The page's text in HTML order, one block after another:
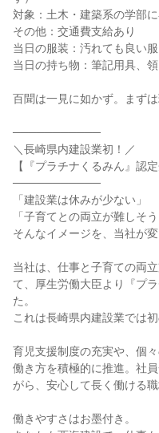
対象：土木・建築系の学部
その他：交通費支給あり
当日の服装：汚れても良い
当日の持ち物：筆記用具、
百聞は一見に如かず。まず
───────────
＼長崎県内建設業初！／
【『プラチナくるみん』認定
───────────
「建設業は休みが少ない」
「子育てとの両立が難しそう
そんなイメージを、当社が変
当社は、仕事と子育ての両
て、厚生労働大臣より『プ
た。
これは長崎県内建設業では初
育児支援制度の充実や、個
働き方を積極的に推進。社
がら、安心して長く働ける
働きやすさはお墨付き。